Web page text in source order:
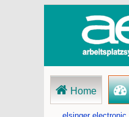
überspringen
Home